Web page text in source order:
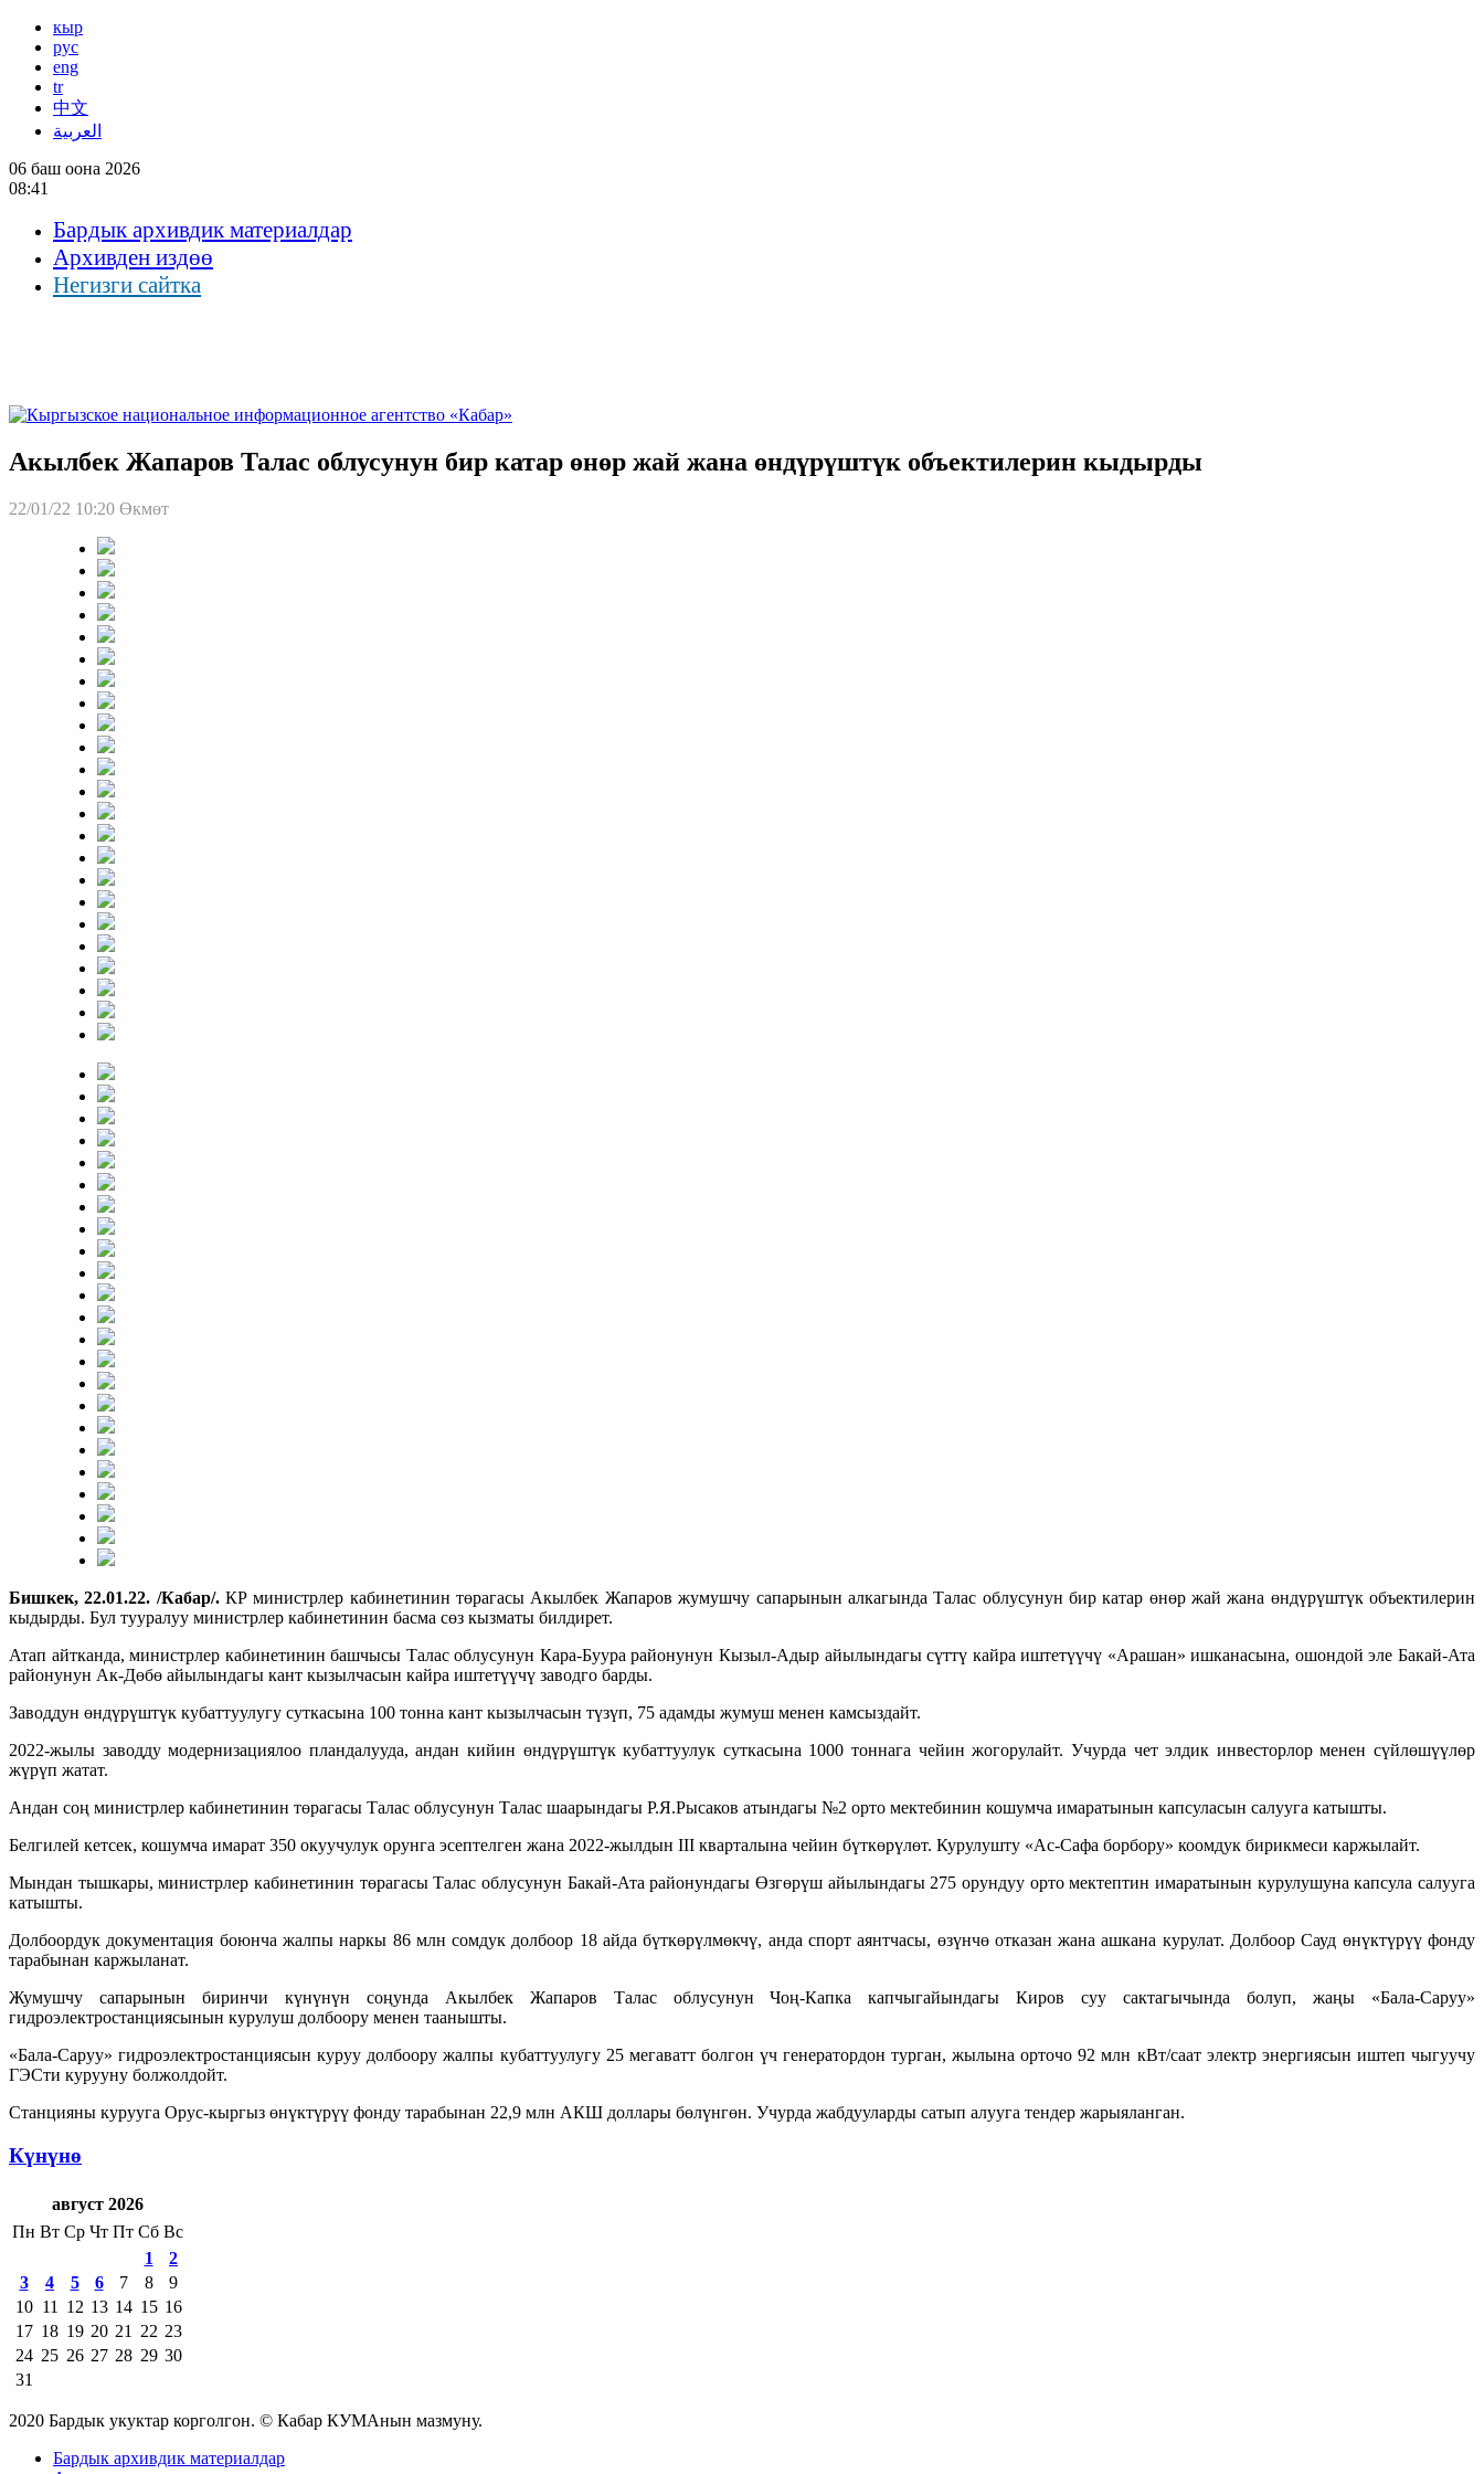
кыр
рус
eng
tr
中文
العربية
06 баш оона 2026
08:41
Бардык архивдик материалдар
Архивден издөө
Негизги сайтка
Акылбек Жапаров Талас облусунун бир катар өнөр жай жана өндүрүштүк объектилерин кыдырды
22/01/22 10:20 Өкмөт
Бишкек, 22.01.22. /Кабар/.КР министрлер кабинетинин төрагасы Акылбек Жапаров жумушчу сапарынын алкагында Талас облусунун бир катар өнөр жай жана өндүрүштүк объектилерин
кыдырды. Бул тууралуу министрлер кабинетинин басма сөз кызматы билдирет.
Атап айтканда, министрлер кабинетинин башчысы Талас облусунун Кара-Буура районунун Кызыл-Адыр айылындагы сүттү кайра иштетүүчү «Арашан» ишканасына, ошондой эле Бакай-Ата
районунун Ак-Дөбө айылындагы кант кызылчасын кайра иштетүүчү заводго барды.
Заводдун өндүрүштүк кубаттуулугу суткасына 100 тонна кант кызылчасын түзүп, 75 адамды жумуш менен камсыздайт.
2022-жылы заводду модернизациялоо пландалууда, андан кийин өндүрүштүк кубаттуулук суткасына 1000 тоннага чейин жогорулайт. Учурда чет элдик инвесторлор менен сүйлөшүүлөр
жүрүп жатат.
Андан соң министрлер кабинетинин төрагасы Талас облусунун Талас шаарындагы Р.Я.Рысаков атындагы №2 орто мектебинин кошумча имаратынын капсуласын салууга катышты.
Белгилей кетсек, кошумча имарат 350 окуучулук орунга эсептелген жана 2022-жылдын III кварталына чейин бүткөрүлөт. Курулушту «Ас-Сафа борбору» коомдук бирикмеси каржылайт.
Мындан тышкары, министрлер кабинетинин төрагасы Талас облусунун Бакай-Ата районундагы Өзгөрүш айылындагы 275 орундуу орто мектептин имаратынын курулушуна капсула салууга
катышты.
Долбоордук документация боюнча жалпы наркы 86 млн сомдук долбоор 18 айда бүткөрүлмөкчү, анда спорт аянтчасы, өзүнчө отказан жана ашкана курулат. Долбоор Сауд өнүктүрүү фонду
тарабынан каржыланат.
Жумушчу сапарынын биринчи күнүнүн соңунда Акылбек Жапаров Талас облусунун Чоң-Капка капчыгайындагы Киров суу сактагычында болуп, жаңы «Бала-Саруу»
гидроэлектростанциясынын курулуш долбоору менен таанышты.
«Бала-Саруу» гидроэлектростанциясын куруу долбоору жалпы кубаттуулугу 25 мегаватт болгон үч генератордон турган, жылына орточо 92 млн кВт/саат электр энергиясын иштеп чыгуучу
ГЭСти курууну болжолдойт.
Станцияны курууга Орус-кыргыз өнүктүрүү фонду тарабынан 22,9 млн АКШ доллары бөлүнгөн. Учурда жабдууларды сатып алууга тендер жарыяланган.
Күнүнө
август 2026
Пн Вт Ср Чт Пт Сб Вс
1
2
3
4 5 6 7 8
9
10 11 12 13 14 15 16
17 18 19 20 21 22 23
24 25 26 27 28 29 30
31
2020 Бардык укуктар корголгон. © Кабар КУМАнын мазмуну.
Бардык архивдик материалдар